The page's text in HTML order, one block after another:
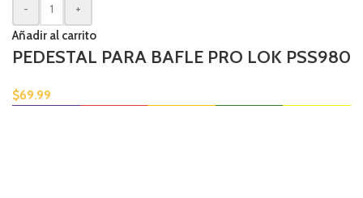
-
+
Añadir al carrito
PEDESTAL PARA BAFLE PRO LOK PSS980
$69.99